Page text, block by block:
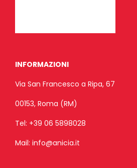
INFORMAZIONI
Via San Francesco a Ripa, 67
00153, Roma (RM)
Tel: +39 06 5898028
Mail: info@anicia.it